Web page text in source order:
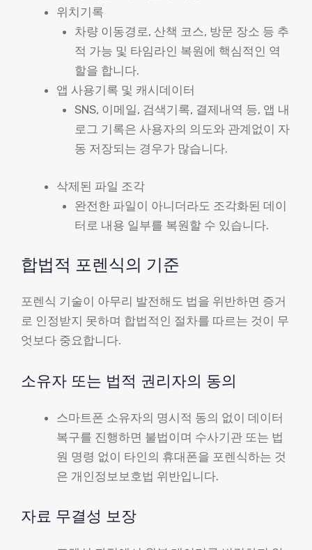
위치기록
차량 이동경로, 산책 코스, 방문 장소 등 추
적 가능 및 타임라인 복원에 핵심적인 역
할을 합니다.
앱 사용기록 및 캐시데이터
SNS, 이메일, 검색기록, 결제내역 등, 앱 내
로그 기록은 사용자의 의도와 관계없이 자
동 저장되는 경우가 많습니다.
삭제된 파일 조각
완전한 파일이 아니더라도 조각화된 데이
터로 내용 일부를 복원할 수 있습니다.
합법적 포렌식의 기준
포렌식 기술이 아무리 발전해도 법을 위반하면 증거
로 인정받지 못하며 합법적인 절차를 따르는 것이 무
엇보다 중요합니다.
소유자 또는 법적 권리자의 동의
스마트폰 소유자의 명시적 동의 없이 데이터
복구를 진행하면 불법이며 수사기관 또는 법
원 명령 없이 타인의 휴대폰을 포렌식하는 것
은 개인정보보호법 위반입니다.
자료 무결성 보장